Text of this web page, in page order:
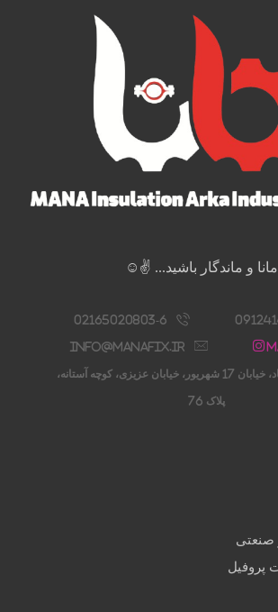
مانا و ماندگار باشید... ✌️☺️
02165020803-6
info@manafix.ir
تهران، شادآباد، خیابان 17 شهریور، خیابان عزیزی، کوچه آستانه،
پلاک 76
صنعتی
پروفیل